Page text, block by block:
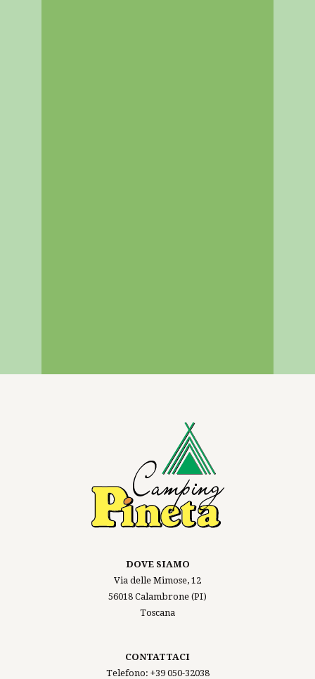
DOVE SIAMO
Via delle Mimose, 12
56018 Calambrone (PI)
Toscana
CONTATTACI
Telefono: +39 050-32038